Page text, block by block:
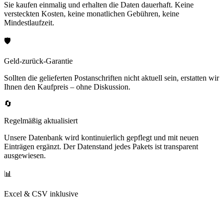
Sie kaufen einmalig und erhalten die Daten dauerhaft. Keine
versteckten Kosten, keine monatlichen Gebühren, keine
Mindestlaufzeit.
🛡️
Geld-zurück-Garantie
Sollten die gelieferten Postanschriften nicht aktuell sein, erstatten wir
Ihnen den Kaufpreis – ohne Diskussion.
🔄
Regelmäßig aktualisiert
Unsere Datenbank wird kontinuierlich gepflegt und mit neuen
Einträgen ergänzt. Der Datenstand jedes Pakets ist transparent
ausgewiesen.
📊
Excel & CSV inklusive